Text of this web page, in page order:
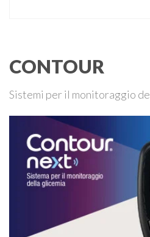
CONTOUR
Sistemi per il monitoraggio